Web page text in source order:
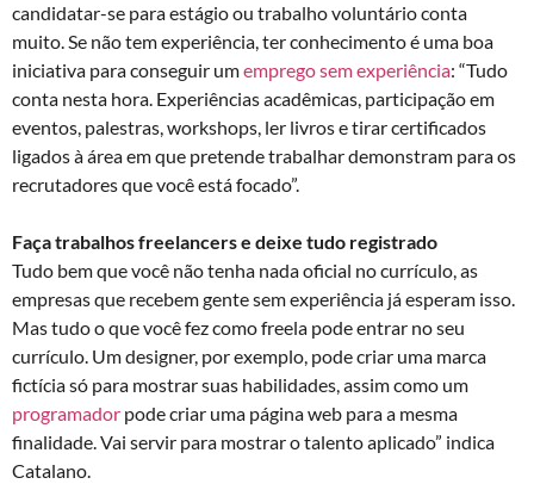
candidatar-se para estágio ou trabalho voluntário conta
muito. Se não tem experiência, ter conhecimento é uma boa
iniciativa para conseguir umemprego sem experiência: “Tudo
conta nesta hora. Experiências acadêmicas, participação em
eventos, palestras, workshops, ler livros e tirar certificados
ligados à área em que pretende trabalhar demonstram para os
recrutadores que você está focado”.
Faça trabalhos freelancers e deixe tudo registrado
Tudo bem que você não tenha nada oficial no currículo, as
empresas que recebem gente sem experiência já esperam isso.
Mas tudo o que você fez como freela pode entrar no seu
currículo. Um designer, por exemplo, pode criar uma marca
fictícia só para mostrar suas habilidades, assim como um
programador pode criar uma página web para a mesma
finalidade. Vai servir para mostrar o talento aplicado” indica
Catalano.